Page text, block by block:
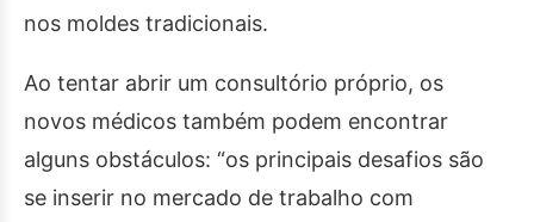
nos moldes tradicionais.
Ao tentar abrir um consultório próprio, os
novos médicos também podem encontrar
alguns obstáculos: “os principais desafios são
se inserir no mercado de trabalho com